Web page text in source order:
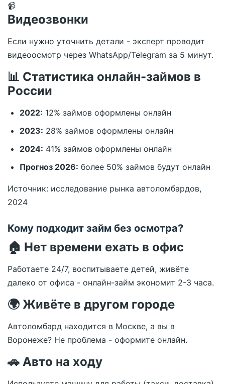
📹
Видеозвонки
Если нужно уточнить детали - эксперт проводит
видеоосмотр через WhatsApp/Telegram за 5 минут.
📊 Статистика онлайн-займов в
России
2022: 12% займов оформлены онлайн
2023: 28% займов оформлены онлайн
2024: 41% займов оформлены онлайн
Прогноз 2026: более 50% займов будут онлайн
Источник: исследование рынка автоломбардов,
2024
Кому подходит займ без осмотра?
🏠 Нет времени ехать в офис
Работаете 24/7, воспитываете детей, живёте
далеко от офиса - онлайн-займ экономит 2-3 часа.
🌍 Живёте в другом городе
Автоломбард находится в Москве, а вы в
Воронеже? Не проблема - оформите онлайн.
🚗 Авто на ходу